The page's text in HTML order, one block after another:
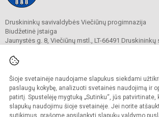
Šioje svetainėje naudojame slapukus siekdami
paslaugų kokybę, analizuoti svetainės naudojimą ir
patirtį. Spustelėję mygtuką „Sutinku“, jūs
slapukų naudojimu šioje svetainėje. Jei norite
sutikimus, prašome apsilankyti slapukų valdymo
Druskininkų savivaldybės Viečiūnų progimnazija
Biudžetinė įstaiga
Jaunystės g. 8, Viečiūnų mstl., LT-66491 Druskininkų
El. p.
Duomenys kaupiami ir saugomi
Juridinių asmenų registre
Įstaigos kodas 190108418
El. pristatymo dėžutės adresas 190108418